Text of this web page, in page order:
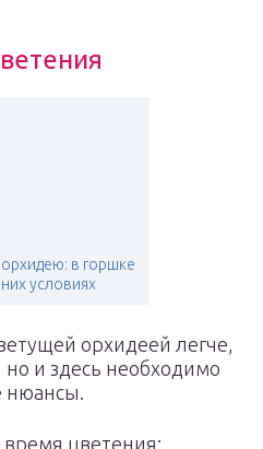
в горшке
условиях
орхидеей легче,
и здесь необходимо
нюансы.
время цветения: